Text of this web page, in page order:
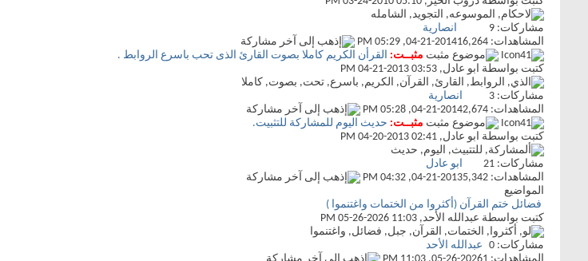
مشاركات: 9
المشاهدات: 16,264
انصارية
04-21-2014,
05:29 PM
مثبــت: القرأن الكريم كاملا بصوت القارئ الذى تحب باسرع الروابط .
كتبت بواسطة ابو عادل‏, 04-21-2013 03:53 PM
مشاركات: 3
المشاهدات: 2,674
انصارية
04-21-2014,
05:28 PM
مثبــت: حديث اليوم للمشاركة للتثبيت.
كتبت بواسطة ابو عادل‏, 04-20-2013 02:41 PM
مشاركات: 21
المشاهدات: 5,342
ابو عادل
04-21-2013,
04:32 PM
المواضيع
فضائل ختم القرآن (أكثروا من الختمات واغتنموا )
كتبت بواسطة عبدالله الأحد‏, 05-26-2026 11:03 PM
مشاركات: 0 عبدالله الأحد